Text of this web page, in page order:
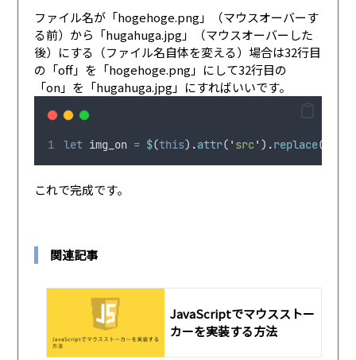
ファイル名が「hogehoge.png」（マウスオーバーす
る前）から「hugahuga.jpg」（マウスオーバーした
後）にする（ファイル名自体を変える）場合は32行目
の「off」を「hogehoge.png」にして32行目の
「on」を「hugahuga.jpg」にすればいいです。
let img_on = $(this) .attr( ' src ' ) .replace(
これで完成です。
関連記事
JavaScriptでマウスストー
カーを実装する方法